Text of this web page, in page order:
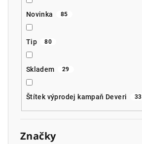
Novinka 85
Tip 80
Skladem 29
Štítek výprodej kampaň Deveri 33
Značky